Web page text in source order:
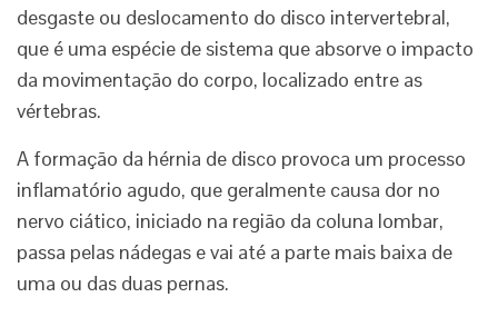
desgaste ou deslocamento do disco intervertebral,
que é uma espécie de sistema que absorve o impacto
da movimentação do corpo, localizado entre as
vértebras.
A formação da hérnia de disco provoca um processo
inflamatório agudo, que geralmente causa dor no
nervo ciático, iniciado na região da coluna lombar,
passa pelas nádegas e vai até a parte mais baixa de
uma ou das duas pernas.